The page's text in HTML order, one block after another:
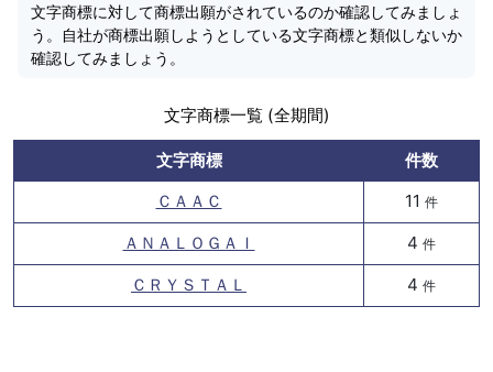
文字商標に対して商標出願がされているのか確認してみましょ
う。自社が商標出願しようとしている文字商標と類似しないか
確認してみましょう。
文字商標一覧 (全期間)
文字商標
件数
ＣＡＡＣ
11 件
ＡＮＡＬＯＧＡＩ 4 件
ＣＲＹＳＴＡＬ 4 件